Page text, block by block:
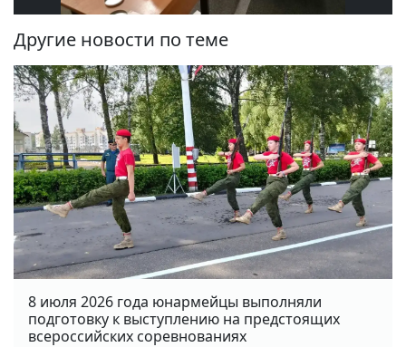
Другие новости по теме
8 июля 2026 года юнармейцы выполняли
подготовку к выступлению на предстоящих
всероссийских соревнованиях